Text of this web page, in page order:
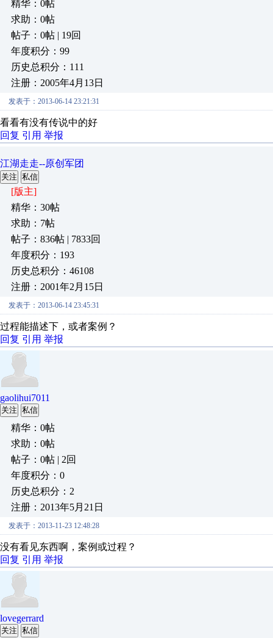
精华：0帖
求助：0帖
帖子：0帖 | 19回
年度积分：99
历史总积分：111
注册：2005年4月13日
发表于：2013-06-14 23:21:31
看看有没有传说中的好
回复 引用 举报
江湖走走--原创军团
关注 私信
[版主]
精华：30帖
求助：7帖
帖子：836帖 | 7833回
年度积分：193
历史总积分：46108
注册：2001年2月15日
发表于：2013-06-14 23:45:31
过程能描述下，或者案例？
回复 引用 举报
gaolihui7011
关注 私信
精华：0帖
求助：0帖
帖子：0帖 | 2回
年度积分：0
历史总积分：2
注册：2013年5月21日
发表于：2013-11-23 12:48:28
没有看见东西啊，案例或过程？
回复 引用 举报
lovegerrard
关注 私信